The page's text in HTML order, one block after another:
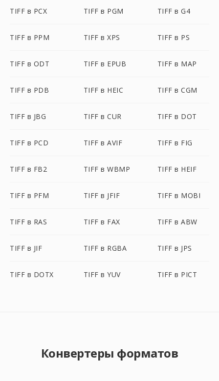
TIFF в PCX TIFF в PGM TIFF в G4
TIFF в PPM TIFF в XPS TIFF в PS
TIFF в ODT TIFF в EPUB TIFF в MAP
TIFF в PDB TIFF в HEIC TIFF в CGM
TIFF в JBG TIFF в CUR TIFF в DOT
TIFF в PCD TIFF в AVIF TIFF в FIG
TIFF в FB2 TIFF в WBMP TIFF в HEIF
TIFF в PFM TIFF в JFIF TIFF в MOBI
TIFF в RAS TIFF в FAX TIFF в ABW
TIFF в JIF TIFF в RGBA TIFF в JPS
TIFF в DOTX TIFF в YUV TIFF в PICT
Конвертеры форматов